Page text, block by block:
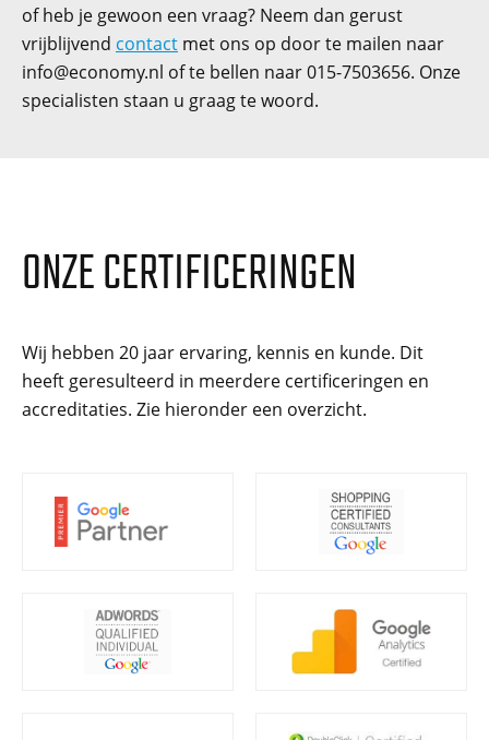
of heb je gewoon een vraag? Neem dan gerust
vrijblijvend contact met ons op door te mailen naar
info@economy.nl of te bellen naar 015-7503656. Onze
specialisten staan u graag te woord.
ONZE CERTIFICERINGEN
Wij hebben 20 jaar ervaring, kennis en kunde. Dit
heeft geresulteerd in meerdere certificeringen en
accreditaties. Zie hieronder een overzicht.